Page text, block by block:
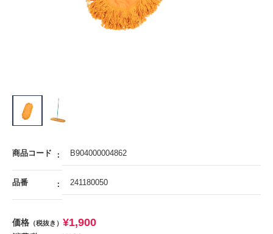
商品コード B904000004862
品番 241180050
価格 （税抜き） ¥1,900